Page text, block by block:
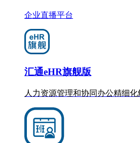
企业直播平台
汇通eHR旗舰版
人力资源管理和协同办公精细化